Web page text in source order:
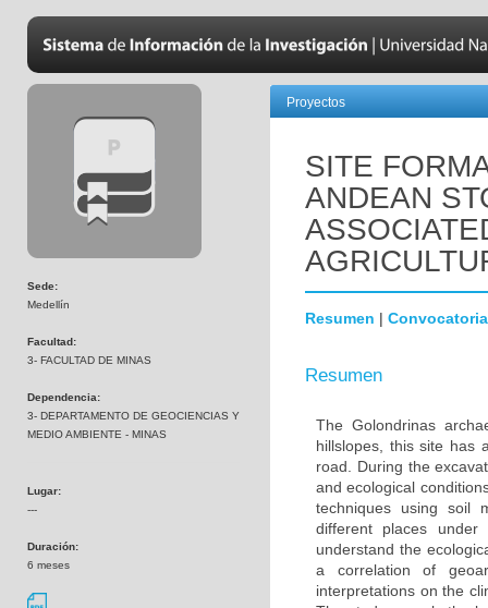
Sede:
Medellín
Facultad:
3- FACULTAD DE MINAS
Dependencia:
3- DEPARTAMENTO DE GEOCIENCIAS Y
MEDIO AMBIENTE - MINAS
Lugar:
---
Duración:
6 meses
Proyectos
SITE
ANDEAN
Resumen | Convocatoria
Resumen
The Golondrinas
hillslopes, this site has
road. During the
and ecological
techniques using soil
different places
understand the
a correlation of
interpretations on the